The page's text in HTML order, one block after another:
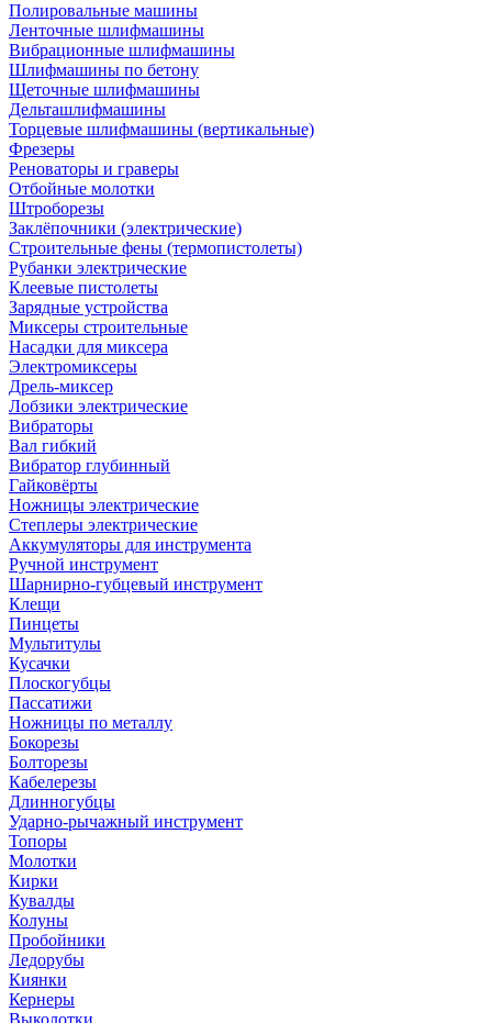
Полировальные машины
Ленточные шлифмашины
Вибрационные шлифмашины
Шлифмашины по бетону
Щеточные шлифмашины
Дельташлифмашины
Торцевые шлифмашины (вертикальные)
Фрезеры
Реноваторы и граверы
Отбойные молотки
Штроборезы
Заклёпочники (электрические)
Строительные фены (термопистолеты)
Рубанки электрические
Клеевые пистолеты
Зарядные устройства
Миксеры строительные
Насадки для миксера
Электромиксеры
Дрель-миксер
Лобзики электрические
Вибраторы
Вал гибкий
Вибратор глубинный
Гайковёрты
Ножницы электрические
Степлеры электрические
Аккумуляторы для инструмента
Ручной инструмент
Шарнирно-губцевый инструмент
Клещи
Пинцеты
Мультитулы
Кусачки
Плоскогубцы
Пассатижи
Ножницы по металлу
Бокорезы
Болторезы
Кабелерезы
Длинногубцы
Ударно-рычажный инструмент
Топоры
Молотки
Кирки
Кувалды
Колуны
Пробойники
Ледорубы
Киянки
Кернеры
Выколотки